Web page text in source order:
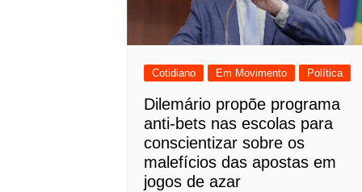
Cotidiano Em Movimento Política
Dilemário propõe programa
anti-bets nas escolas para
conscientizar sobre os
malefícios das apostas em
jogos de azar